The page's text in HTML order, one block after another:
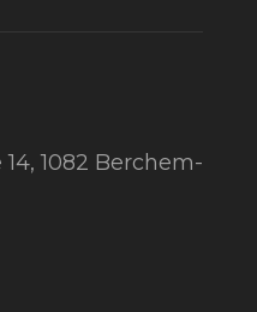
1082 Berchem-